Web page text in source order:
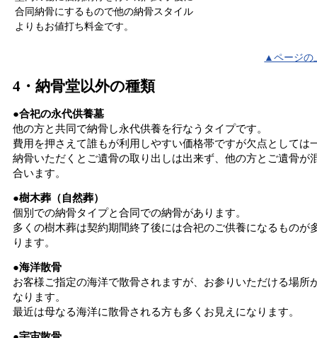
合同納骨にするもので他の納骨スタイル
よりもお値打ち料金です。
▲ページの
4・納骨堂以外の種類
●合祀の永代供養墓
他の方と共同で納骨し永代供養を行なうタイプです。
費用を押さえて誰もが利用しやすい価格帯ですが欠点としては
納骨いただくとご遺骨の取り出しは出来ず、他の方とご遺骨が
合います。
●樹木葬（自然葬）
個別での納骨タイプと合同での納骨があります。
多くの樹木葬は契約期間終了後には合祀のご供養になるものが
ります。
●海洋散骨
お客様ご指定の海洋で散骨されますが、お参りいただける場所
なります。
最近は母なる海洋に散骨される方も多くお見えになります。